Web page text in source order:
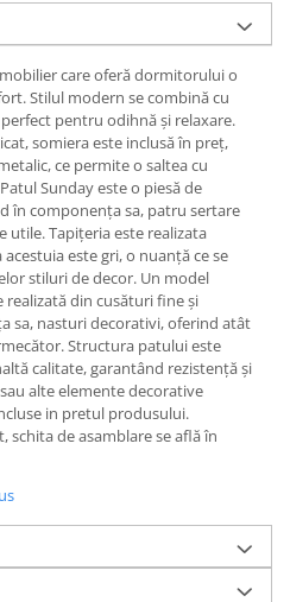
care oferă dormitorului o
Stilul modern se combină cu
pentru odihnă și relaxare.
somiera este inclusă în preț,
ce permite o saltea cu
Sunday este o piesă de
în componența sa, patru sertare
Tapițeria este realizata
este gri, o nuanță ce se
stiluri de decor. Un model
realizată din cusături fine și
sa, nasturi decorativi, oferind atât
Structura patului este
calitate, garantând rezistență și
alte elemente decorative
in pretul produsului.
de asamblare se află în